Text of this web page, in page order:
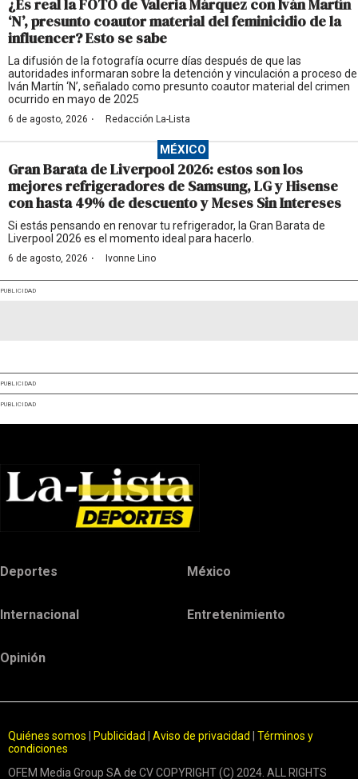
¿Es real la FOTO de Valeria Márquez con Iván Martín
‘N’, presunto coautor material del feminicidio de la
influencer? Esto se sabe
La difusión de la fotografía ocurre días después de que las
autoridades informaran sobre la detención y vinculación a proceso de
Iván Martín ‘N’, señalado como presunto coautor material del crimen
ocurrido en mayo de 2025
6 de agosto, 2026 · Redacción La-Lista
MÉXICO
Gran Barata de Liverpool 2026: estos son los
mejores refrigeradores de Samsung, LG y Hisense
con hasta 49% de descuento y Meses Sin Intereses
Si estás pensando en renovar tu refrigerador, la Gran Barata de
Liverpool 2026 es el momento ideal para hacerlo.
6 de agosto, 2026 · Ivonne Lino
PUBLICIDAD
PUBLICIDAD
PUBLICIDAD
Deportes México
Internacional Entretenimiento
Opinión
Quiénes somos Publicidad Aviso de privacidad
Términos y
condiciones
OFEM Media Group SA de CV COPYRIGHT (C) 2024. ALL RIGHTS